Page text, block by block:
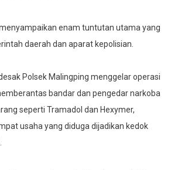
enam tuntutan utama yang
daerah dan aparat kepolisian.
Polsek Malingping menggelar operasi
bandar dan pengedar narkoba
seperti Tramadol dan Hexymer,
usaha yang diduga dijadikan kedok